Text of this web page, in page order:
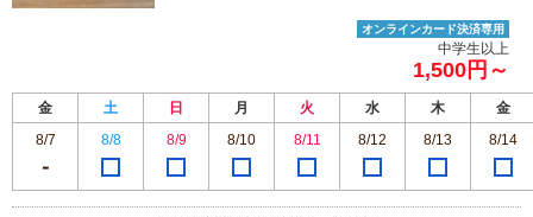
オンラインカード決済専用
中学生以上
1,500円～
金 土 日 月 火 水 木
金
8/7
8/8 8/9 8/10 8/11 8/12 8/13 8/14